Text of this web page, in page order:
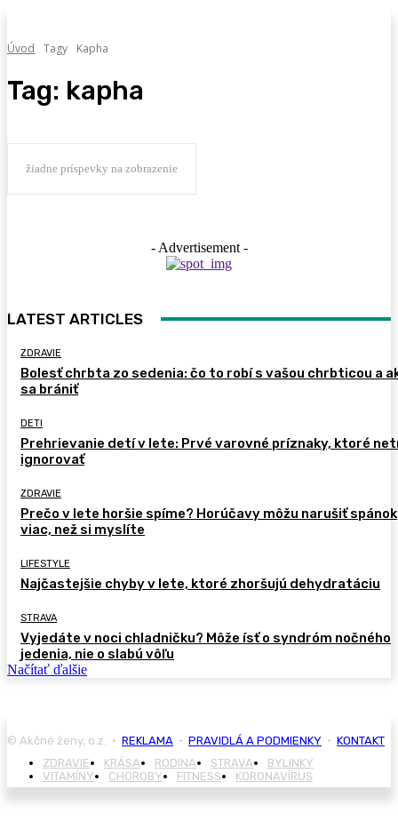
Úvod Tagy Kapha
Tag: kapha
žiadne príspevky na zobrazenie
- Advertisement -
LATEST ARTICLES
ZDRAVIE
Bolesť chrbta zo sedenia: čo to robí s vašou chrbticou a
sa brániť
DETI
Prehrievanie detí v lete: Prvé varovné príznaky, ktoré
ignorovať
ZDRAVIE
Prečo v lete horšie spíme? Horúčavy môžu narušiť spánok
viac, než si myslíte
LIFESTYLE
Najčastejšie chyby v lete, ktoré zhoršujú dehydratáciu
STRAVA
Vyjedáte v noci chladničku? Môže ísť o syndróm nočného
jedenia, nie o slabú vôľu
Načítať ďalšie
© Akčné ženy, o.z. • REKLAMA • PRAVIDLÁ A PODMIENKY • KONTAKT
ZDRAVIE
KRÁSA RODINA STRAVA
BYLINKY
VITAMÍNY
CHOROBY FITNESS KORONAVÍRUS